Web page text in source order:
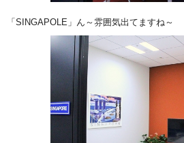
「SINGAPOLE」ん～雰囲気出てますね～